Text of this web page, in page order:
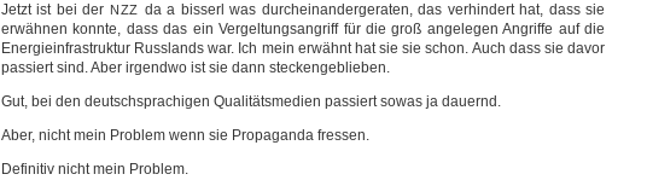
Jetzt ist bei der NZZ da a bis­serl was durch­ein­an­der­ge­ra­ten, das ver­hin­dert hat, dass sie
erwäh­nen konn­te, dass das ein Ver­gel­tungs­an­griff für die groß ange­le­gen Angrif­fe auf die
Ener­gie­in­fra­struk­tur Russ­lands war. Ich mein erwähnt hat sie sie schon. Auch dass sie davor
pas­siert sind. Aber irgend­wo ist sie dann steckengeblieben.
Gut, bei den deutsch­spra­chi­gen Qua­li­täts­me­di­en pas­siert sowas ja dauernd.
Aber, nicht mein Pro­blem wenn sie Pro­pa­gan­da fressen.
Defi­ni­tiv nicht mein Problem.